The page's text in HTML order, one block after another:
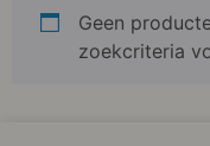
Geen
zoekcriteria